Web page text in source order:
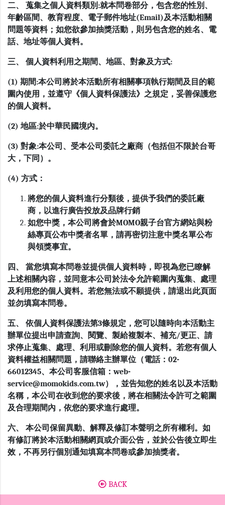
二、 蒐集之個人資料類別:就本問卷部分，包含您的性別、
年齡區間、教育程度、電子郵件地址(Email)及本活動相關
問題等資料；如您欲參加抽獎活動，則另包含您的姓名、電
話、地址等個人資料。
三、 個人資料利用之期間、地區、對象及方式:
(1) 期間:本公司將於本活動所有相關事項執行期間及目的範
圍內使用，並遵守《個人資料保護法》之規定，妥善保護您
的個人資料。
(2) 地區:於中華民國境內。
(3) 對象:本公司、受本公司委託之廠商（包括但不限於台哥
大，下同）。
(4) 方式：
將您的個人資料進行分類後，提供予我們的委託廠
商，以進行廣告投放及品牌行銷
如您中獎，本公司將會於MOMO親子台官方網站與粉
絲專頁公布中獎者名單，請再密切注意中獎名單公布
與領獎事宜。
四、 當您填寫本問卷並提供個人資料時，即視為您已瞭解
上述相關內容，並同意本公司於法令允許範圍內蒐集、處理
及利用您的個人資料。若您無法或不願提供，請退出此頁面
並勿填寫本問卷。
五、 依個人資料保護法第3條規定，您可以隨時向本活動主
辦單位提出申請查詢、閱覽、製給複製本、補充/更正、請
求停止蒐集、處理、利用或刪除您的個人資料。若您有個人
資料權益相關問題，請聯絡主辦單位（電話：02-
66012345、本公司客服信箱：web-
service@momokids.com.tw），並告知您的姓名以及本活動
名稱，本公司在收到您的要求後，將在相關法令許可之範圍
及合理期間內，依您的要求進行處理。
六、 本公司保留異動、解釋及修訂本聲明之所有權利。如
有修訂將於本活動相關網頁或介面公告，並於公告後立即生
效，不再另行個別通知填寫本問卷或參加抽獎者。
BACK